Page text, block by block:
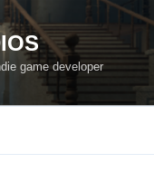
game developer